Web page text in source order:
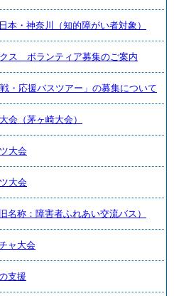
・神奈川（知的障がい者対象）
ス ボランティア募集のご案内
・応援バスツアー」の募集について
会（茅ヶ崎大会）
大会
大会
名称：障害者ふれあい交流バス）
ャ大会
支援